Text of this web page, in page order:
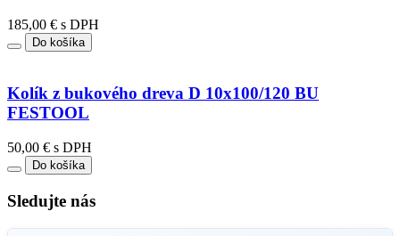
185,00 € s DPH
Do košíka
Kolík z bukového dreva D 10x100/120 BU
FESTOOL
50,00 € s DPH
Do košíka
Sledujte nás